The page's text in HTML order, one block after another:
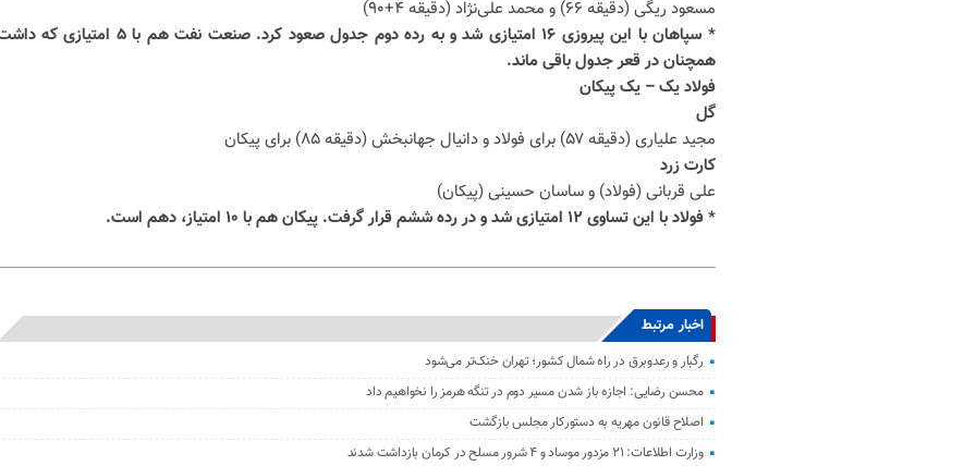
مسعود ریگی (دقیقه ۶۶) و محمد علی‌نژاد (دقیقه ۴+۹۰)
* سپاهان با این پیروزی ۱۶ امتیازی شد و به رده دوم جدول صعود کرد. صنعت نفت هم با ۵ امتیازی
همچنان در قعر جدول باقی ماند.
فولاد یک – یک پیکان
گل
مجید علیاری (دقیقه ۵۷) برای فولاد و دانیال جهانبخش (دقیقه ۸۵) برای پیکان
کارت زرد
علی قربانی (فولاد) و ساسان حسینی (پیکان)
* فولاد با این تساوی ۱۲ امتیازی شد و در رده ششم قرار گرفت. پیکان هم با ۱۰ امتیاز، دهم است.
اخبار مرتبط
رگبار و رعدوبرق در راه شمال کشور؛ تهران خنک‌تر می‌شود
محسن رضایی: اجازه باز شدن مسیر دوم در تنگه هرمز را نخواهیم داد
اصلاح قانون مهریه به دستورکار مجلس بازگشت
وزارت اطلاعات: ۲۱ مزدور موساد و ۴ شرور مسلح در کرمان بازداشت شدند